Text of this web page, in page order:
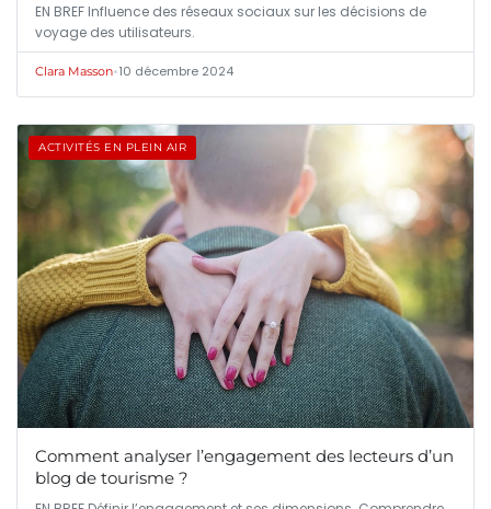
EN BREF Influence des réseaux sociaux sur les décisions de
voyage des utilisateurs.
Clara Masson•10 décembre 2024
ACTIVITÉS EN PLEIN AIR
Comment analyser l’engagement des lecteurs d’un
blog de tourisme ?